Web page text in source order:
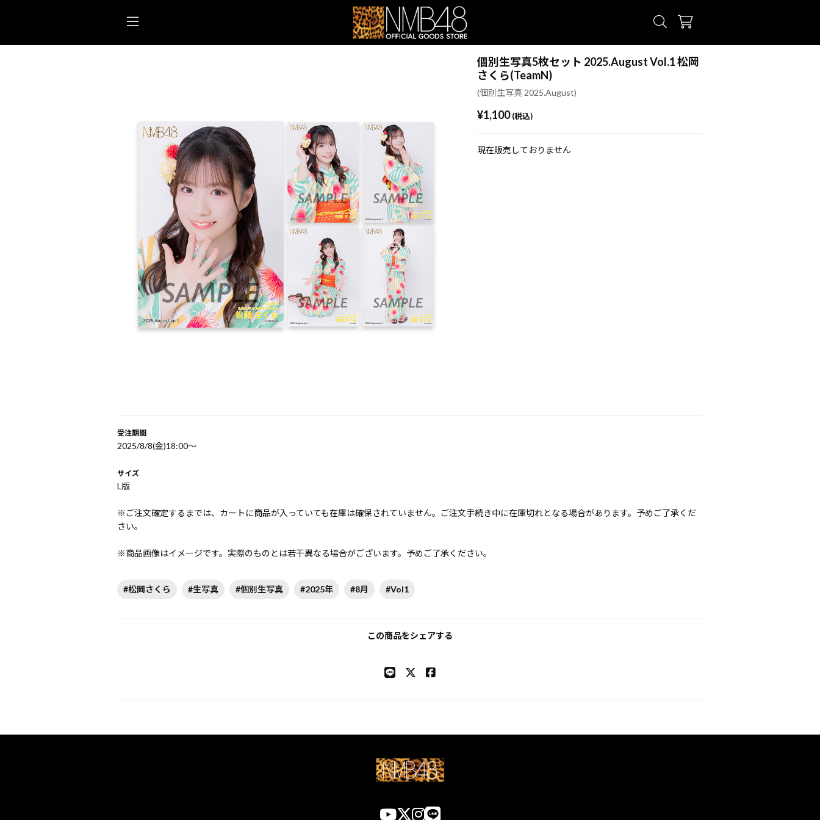
個別生写真5枚セット 2025.August Vol.1 松岡
さくら(TeamN)
(個別生写真 2025.August)
¥1,100 (税込)
現在販売しておりません
受注期間
2025/8/8(金)18:00〜
サイズ
L版
※ご注文確定するまでは、カートに商品が入っていても在庫は確保されていません。ご注文手続き中に在庫切れとなる場合があります。予めご了承くだ
さい。
※商品画像はイメージです。実際のものとは若干異なる場合がございます。予めご了承ください。
#松岡さくら #生写真 #個別生写真 #2025年 #8月 #Vol1
この商品をシェアする